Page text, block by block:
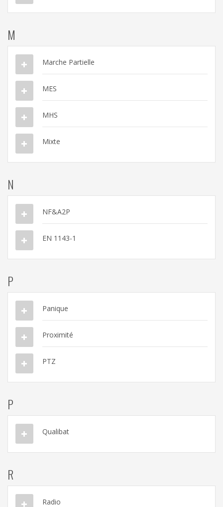
M
Marche Partielle
MES
MHS
Mixte
N
NF&A2P
EN 1143-1
P
Panique
Proximité
PTZ
P
Qualibat
R
Radio